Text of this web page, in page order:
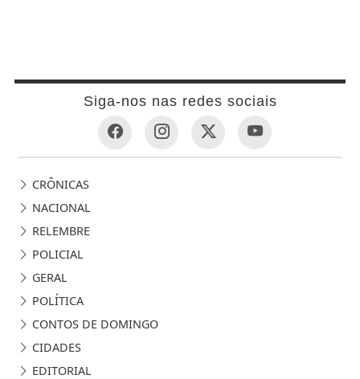
Siga-nos nas redes sociais
CRÔNICAS
NACIONAL
RELEMBRE
POLICIAL
GERAL
POLÍTICA
CONTOS DE DOMINGO
CIDADES
EDITORIAL